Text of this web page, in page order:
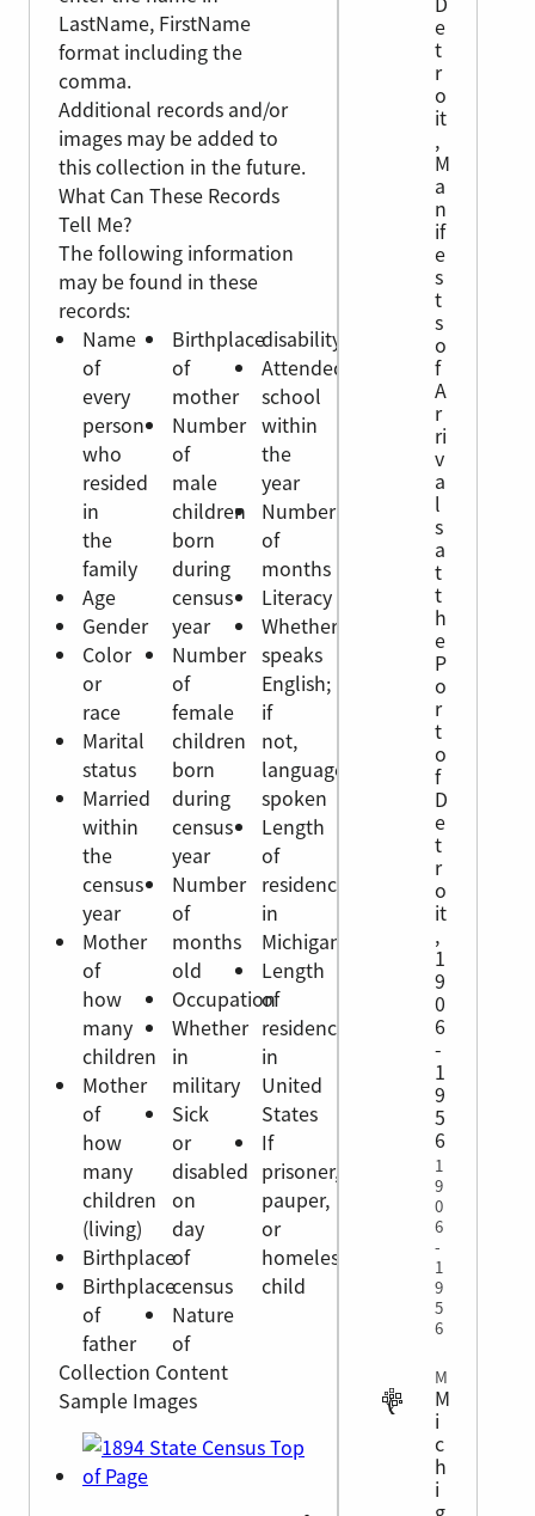
LastName, FirstName
format including the
comma.
Additional records and/or
images may be added to
this collection in the future.
What Can These Records
Tell Me?
The following information
may be found in these
records:
Name
of
every
person
who
resided
in
the
family
Age
Gender
Color
or
race
Marital
status
Married
within
the
census
year
Mother
of
how
many
children
Mother
of
how
many
children
(living)
Birthplace
Birthplace
of
father
Birthplace
of
mother
Number
of
male
children
born
during
census
year
Number
of
female
children
born
during
census
year
Number
of
months
old
Occupation
Whether
in
military
Sick
or
disabled
on
day
of
census
Nature
of
disability
Attended
school
within
the
year
Number
of
months
Literacy
Whether
speaks
English;
if
not,
language
spoken
Length
of
residence
in
Michigan
Length
of
residence
in
United
States
If
prisoner,
pauper,
or
homeless
child
Collection Content
Sample Images
e
t
r
o
it
,
M
a
n
if
e
s
t
s
o
f
A
r
ri
v
a
l
s
a
t
t
h
e
P
o
r
t
o
f
D
e
t
r
o
it
,
1
9
0
6
-
1
9
5
6
1
9
0
6
-
1
9
5
6
M
i
c
h
i